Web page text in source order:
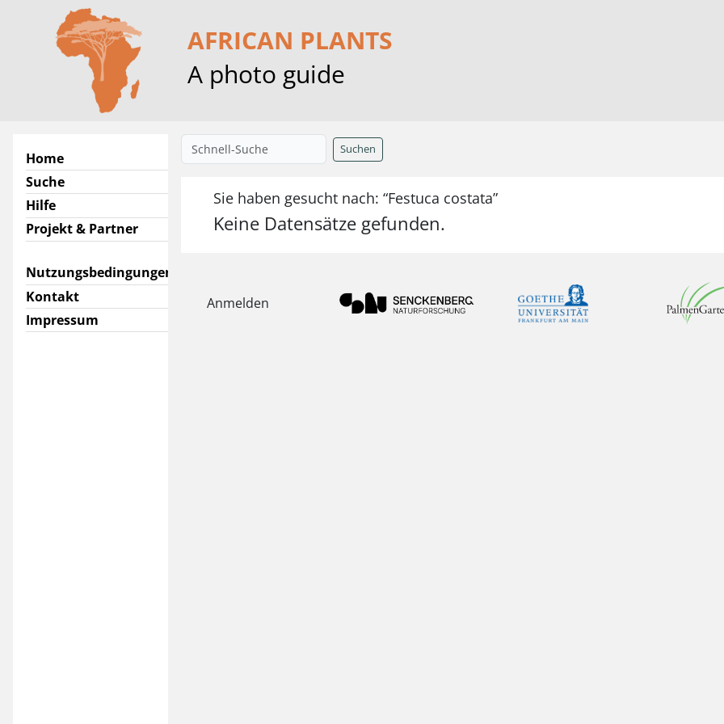
AFRICAN PLANTS
A photo guide
Home
Suche
Hilfe
Projekt & Partner
Nutzungsbedingungen
Kontakt
Impressum
Suchen
Sie haben gesucht nach: “Festuca costata”
Keine Datensätze gefunden.
Anmelden